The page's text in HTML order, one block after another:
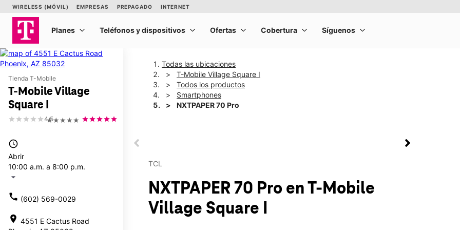
Tienda T-Mobile
T-Mobile Village
Square I
★★★★★
4.5
access_time
Abrir
10:00 a.m. a 8:00 p.m.
arrow_drop_down
call (602) 569-0029
location_on 4551 E Cactus Road
Todas las ubicaciones
T-Mobile Village Square I
Todos los productos
Smartphones
NXTPAPER 70 Pro
This carousel shows one large product image at a time. Use the Previous and Next buttons
TCL
NXTPAPER 70 Pro en T-Mobile
Village Square I